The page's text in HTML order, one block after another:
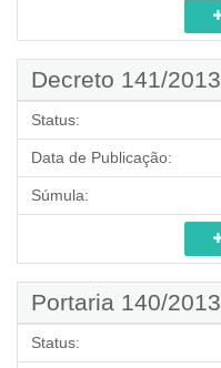
Decreto 141/2013
Status:
Data de Publicação:
Súmula:
Portaria 140/2013
Status: